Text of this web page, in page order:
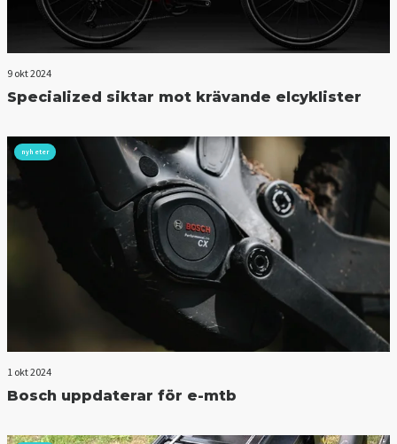
9 okt 2024
Specialized siktar mot krävande elcyklister
nyheter
1 okt 2024
Bosch uppdaterar för e-mtb